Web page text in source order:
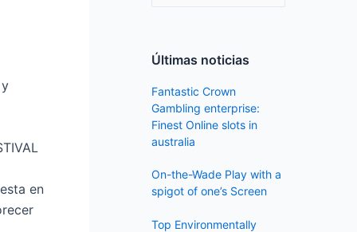
r
h
f
o
r
:
Últimas noticias
Fantastic Crown
Gambling enterprise:
Finest Online slots in
australia
On-the-Wade Play with a
spigot of one’s Screen
Top Environmentally